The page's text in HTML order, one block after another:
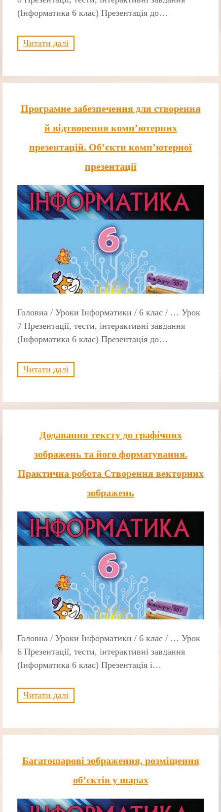
(Інформатика 6 клас) Презентація до…
Читати далі
Програмне забезпечення для створення
й відтворення комп’ютерних
презентацій. Об’єкти комп’ютерної
презентації
Головна / Уроки Інформатики / 6 клас / … Урок
7 Презентації, тести, інтерактивні завдання
(Інформатика 6 клас) Презентація до…
Читати далі
Додавання тексту до графічних
зображень та його форматування.
Практична робота Створення векторних
зображень
Головна / Уроки Інформатики / 6 клас / … Урок
6 Презентації, тести, інтерактивні завдання
(Інформатика 6 клас) Презентація і…
Читати далі
Багатошарові зображення, розміщення
об’єктів у шарах